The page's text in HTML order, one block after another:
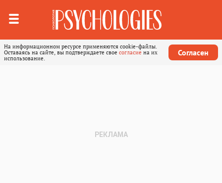
На информационном ресурсе применяются cookie-файлы.
Оставаясь на сайте, вы подтверждаете свое согласие на их
использование.
Согласен